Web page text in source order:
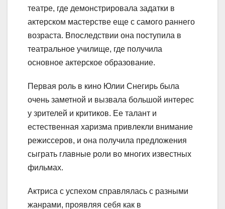
театре, где демонстрировала задатки в
актерском мастерстве еще с самого раннего
возраста. Впоследствии она поступила в
театральное училище, где получила
основное актерское образование.
Первая роль в кино Юлии Снегирь была
очень заметной и вызвала большой интерес
у зрителей и критиков. Ее талант и
естественная харизма привлекли внимание
режиссеров, и она получила предложения
сыграть главные роли во многих известных
фильмах.
Актриса с успехом справлялась с разными
жанрами, проявляя себя как в